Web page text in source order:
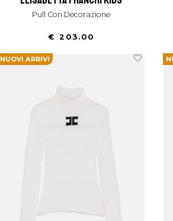
Pull Con Decorazione
€ 203.00
NUOVI ARRIVI